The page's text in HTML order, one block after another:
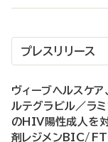
プレスリリース
ヴィーブヘルスケア
ルテグラビル／ラ
のHIV陽性成人を
剤レジメンBIC/